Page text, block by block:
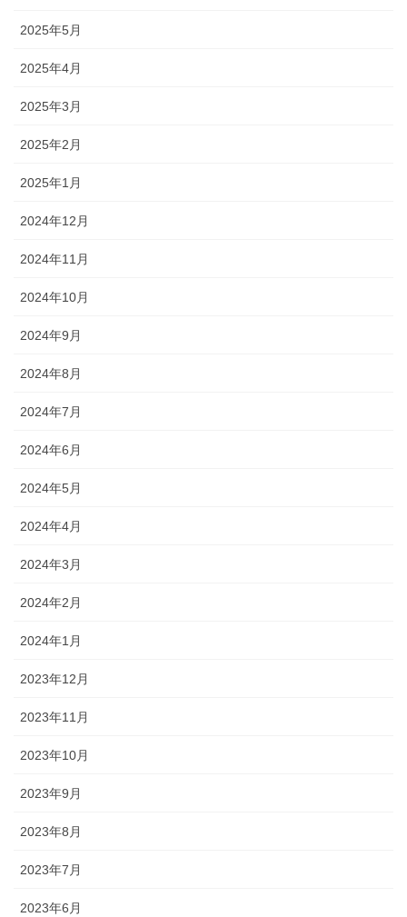
2025年5月
2025年4月
2025年3月
2025年2月
2025年1月
2024年12月
2024年11月
2024年10月
2024年9月
2024年8月
2024年7月
2024年6月
2024年5月
2024年4月
2024年3月
2024年2月
2024年1月
2023年12月
2023年11月
2023年10月
2023年9月
2023年8月
2023年7月
2023年6月